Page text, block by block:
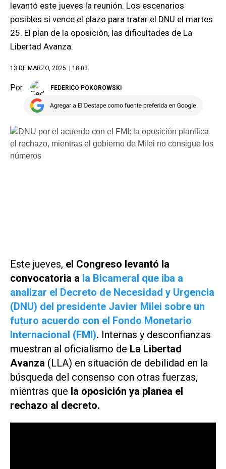
levantó este jueves la reunión. Los escenarios
posibles si vence el plazo para tratar el DNU el martes
25. El plan de la oposición, las dificultades de La
Libertad Avanza.
13 DE MARZO, 2025 | 18.03
Por FEDERICO POKOROWSKI
Este jueves, el Congreso levantó la
convocatoria a la Bicameral que iba a
analizar el Decreto de Necesidad y Urgencia
(DNU) del presidente Javier Milei sobre un
futuro acuerdo con el Fondo Monetario
Internacional (FMI). Internas y desconfianzas
muestran al oficialismo de La Libertad
Avanza (LLA) en situación de debilidad en la
búsqueda del consenso con otras fuerzas,
mientras que la oposición ya planea el
rechazo al decreto.